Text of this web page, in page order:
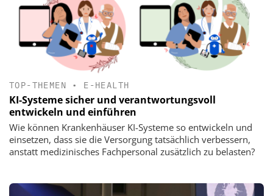
TOP-THEMEN • E-HEALTH
KI-Systeme sicher und verantwortungsvoll
entwickeln und einführen
Wie können Krankenhäuser KI-Systeme so entwickeln und
einsetzen, dass sie die Versorgung tatsächlich verbessern,
anstatt medizinisches Fachpersonal zusätzlich zu belasten?